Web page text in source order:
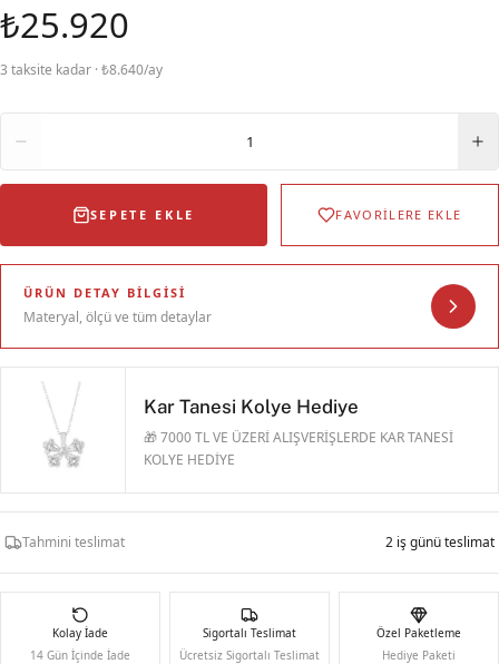
₺25.920
3 taksite kadar · ₺8.640/ay
1
SEPETE EKLE FAVORİLERE EKLE
ÜRÜN DETAY BILGISI
Materyal, ölçü ve tüm detaylar
Kar Tanesi Kolye Hediye
🎁 7000 TL VE ÜZERİ ALIŞVERİŞLERDE KAR TANESİ
KOLYE HEDİYE
Tahmini teslimat 2 iş günü teslimat
Kolay İade
14 Gün İçinde İade
Sigortalı Teslimat
Ücretsiz Sigortalı Teslimat
Özel Paketleme
Hediye Paketi